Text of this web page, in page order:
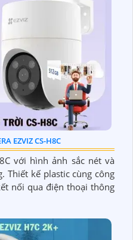
EZVIZ CS-H8C
với hình ảnh sắc nét và
Thiết kế plastic cùng công
nối qua điện thoại thông